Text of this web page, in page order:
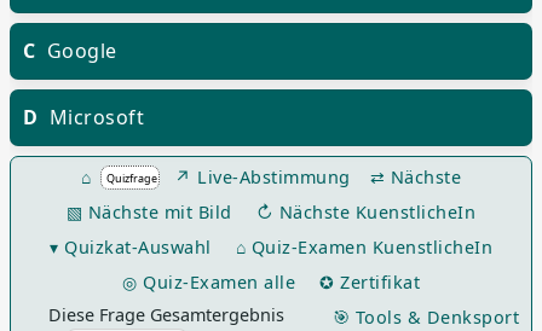
C Google
D Microsoft
⌂ ↗ Live-Abstimmung
⇄ Nächste
▧ Nächste mit Bild
↻ Nächste KuenstlicheIn
▾ Quizkat-Auswahl
⌂ Quiz-Examen KuenstlicheIn
◎ Quiz-Examen alle
✪ Zertifikat
🎯 Tools & Denksport
Diese Frage Gesamtergebnis